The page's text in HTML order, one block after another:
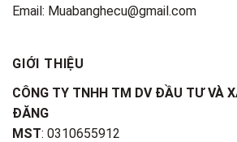
Email: Muabanghecu@gmail.com
GIỚI THIỆU
CÔNG TY TNHH TM DV ĐẦU TƯ VÀ
ĐĂNG
MST: 0310655912